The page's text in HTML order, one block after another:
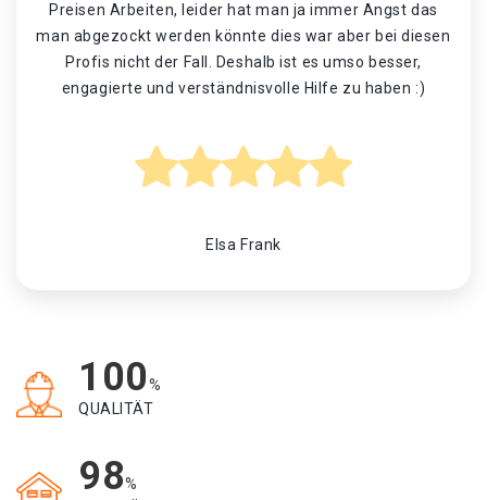
Preisen Arbeiten, leider hat man ja immer Angst das
man abgezockt werden könnte dies war aber bei diesen
Profis nicht der Fall. Deshalb ist es umso besser,
engagierte und verständnisvolle Hilfe zu haben :)
Elsa Frank
100%
QUALITÄT
98%